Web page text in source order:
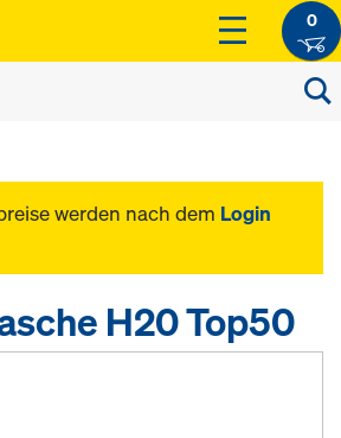
0
werden nach dem Login
H20 Top50